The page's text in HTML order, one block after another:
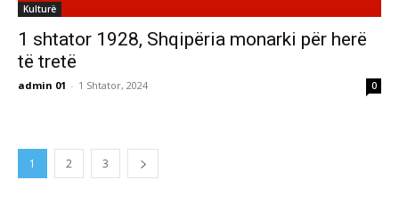
Kulturë
1 shtator 1928, Shqipëria monarki për herë
të tretë
admin 01 - 1 Shtator, 2024 0
1 2 3